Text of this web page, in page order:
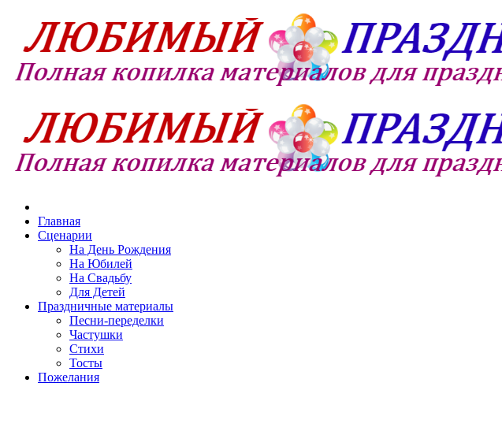
Главная
Сценарии
На День Рождения
На Юбилей
На Свадьбу
Для Детей
Праздничные материалы
Песни-переделки
Частушки
Стихи
Тосты
Пожелания